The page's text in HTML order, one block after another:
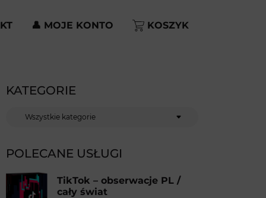
👤 MOJE KONTO KOSZYK
KATEGORIE
Kategorie
POLECANE USŁUGI
TikTok – obserwacje PL /
cały świat